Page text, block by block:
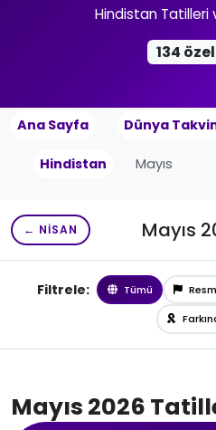
Hindistan Tatilleri
134
Ana Sayfa Dünya
Hindistan Mayıs
← NISAN Mayıs
Filtrele: Tümü
Mayıs 2026